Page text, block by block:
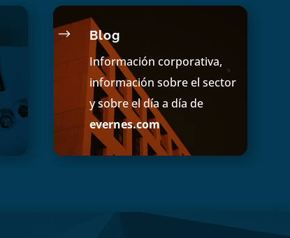
$ Blog
Información corporativa,
información sobre el sector
y sobre el día a día de
evernes.com